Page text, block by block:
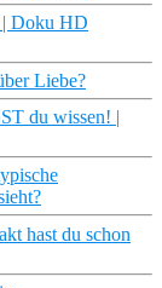
| Doku HD
Liebe?
du wissen! |
hast du schon